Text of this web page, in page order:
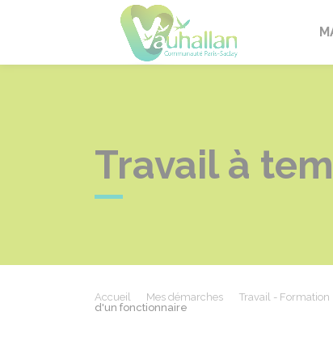
Travail à
Accueil Mes démarches Travail - Formation
d'un fonctionnaire